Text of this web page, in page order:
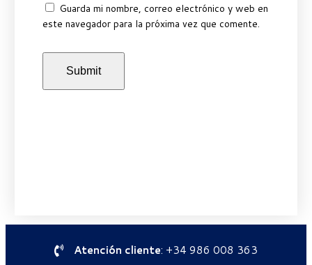
Guarda mi nombre, correo electrónico y web en
este navegador para la próxima vez que comente.
Atención cliente: +34 986 008 363